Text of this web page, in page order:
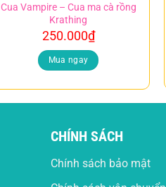
Cua Vampire – Cua ma cà rồng
Krathing
250.000₫
Mua ngay
CHÍNH SÁCH
Chính sách bảo mật